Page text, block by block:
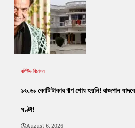
বলিউড বিনোদন
১৬.৬১ কোটি টাকার ঋণ শোধ হয়নি! রাজপাল
ঘণ্টা!
August 6, 2026